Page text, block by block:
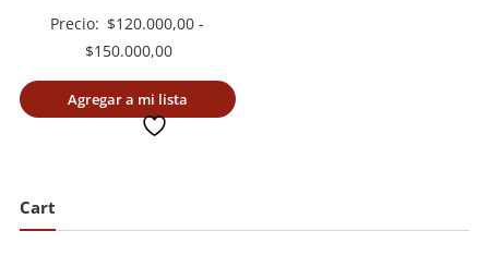
Precio: $120.000,00 -
$150.000,00Rango
de
precios:
Agregar a mi lista
Cart